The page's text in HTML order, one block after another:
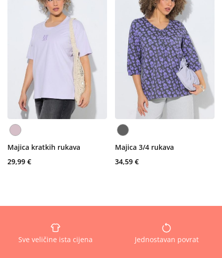
Majica kratkih rukava
29,99 €
Majica 3/4 rukava
34,59 €
Sve veličine ista cijena Jednostavan povrat